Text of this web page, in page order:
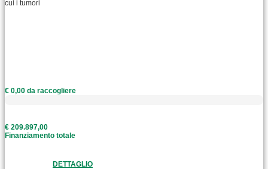
cui i tumori
€ 0,00 da raccogliere
€ 209.897,00
Finanziamento totale
DETTAGLIO